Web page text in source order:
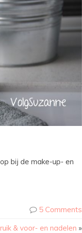
bij de make-up- en
5 Comments
& voor- en nadelen »